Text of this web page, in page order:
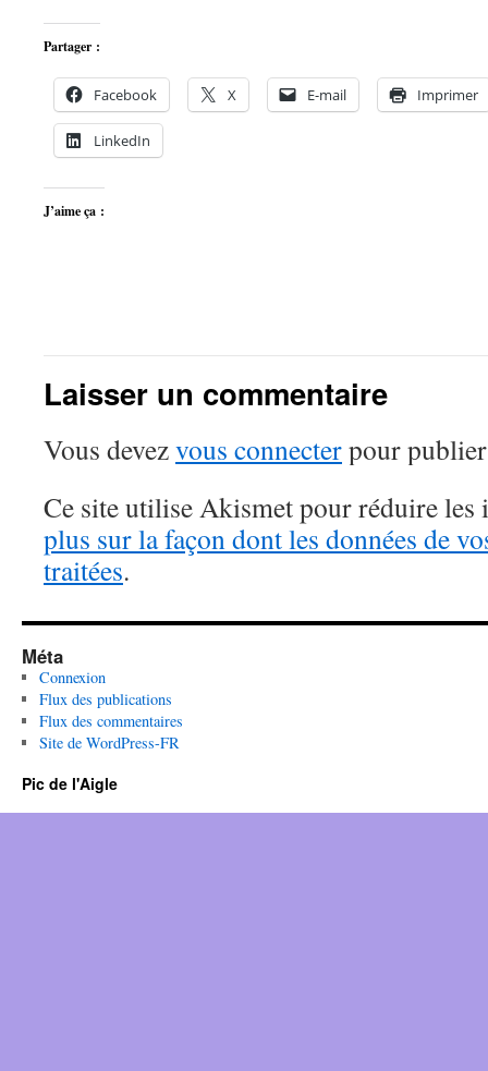
Partager :
Facebook X E-mail Imprimer
LinkedIn
J’aime ça :
Laisser un commentaire
Vous devezvous connecterpour
Ce site utilise Akismet pour réduire les
plus sur la façon dont les données de
traitées.
Méta
Connexion
Flux des publications
Flux des commentaires
Site de WordPress-FR
Pic de l'Aigle